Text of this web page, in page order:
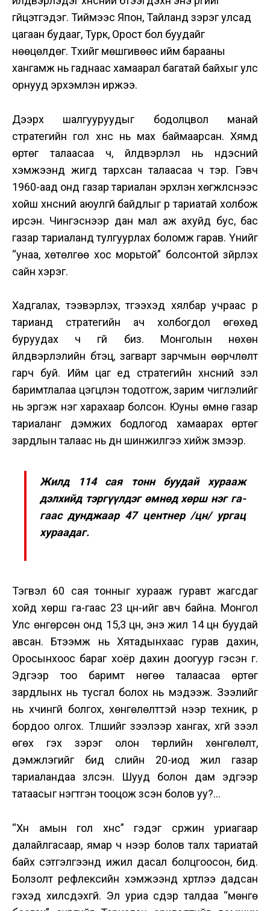
гүйцэтгэдэг. Тиймээс Япон, Тайланд зэрэг улсад
цагаан будааг, Турк, Орост бол буудайг
нөөцөлдөг. Түүхийг мөшгивөөс ийм барааны
хангамж нь гаднаас хамаарал багатай байхыг улс
орнууд эрхэмлэн иржээ.
Дээрх шалгууруудыг бодолцвол манай
стратегийн гол хүнс нь мах баймаарсан. Хямд
өртөг талаасаа ч, үйлдвэрлэл нь үндэсний
хэмжээнд жигд тархсан талаасаа ч тэр. Гэвч
1960-аад онд газар тариалан эрхлэн хөгжүүлснээс
хойш хүнсний аюулгүй байдлыг үр тариатай холбож
ирсэн. Чингэснээр дан мал аж ахуйд бус, бас
газар тариаланд тулгуурлах боломж гарав. Үүнийг
“унаа, хөтөлгөө хос морьтой” болсонтой зүйрлэх
сайн хэрэг.
Хадгалах, тээвэрлэх, түгээхэд хялбар учраас үр
тарианд стратегийн ач холбогдол өгөхөд
буруудах ч үгүй биз. Монголын нөхөн
үйлдвэрлэлийн бүтэц, загварт зарчмын өөрчлөлт
гарч буй. Ийм цаг үед стратегийн хүнсний үзэл
баримтлалаа цэгцлэн тодотгож, зарим чиглэлийг
нь эргэж нэг харахаар болсон. Юуны өмнө газар
тариаланг дэмжих бодлогод хамаарах өртөг
зардлын талаас нь дүн шинжилгээ хийж үзмээр.
Жилд 114 сая тонн буудай хурааж
дэлхийд тэргүүлдэг өмнөд хөрш нэг га-
гаас дунджаар 47 центнер /цн/ ургац
хураадаг.
Тэгвэл 60 сая тонныг хурааж гуравт жагсдаг
хойд хөрш га-гаас 23 цн-ийг авч байна. Монгол
Улс өнгөрсөн онд 15,3 цн, энэ жил 14 цн буудай
авсан. Бүтээмж нь Хятадынхаас гурав дахин,
Оросынхоос бараг хоёр дахин доогуур гэсэн үг.
Эдгээр тоо баримт нөгөө талаасаа өртөг
зардлынх нь тусгал болох нь мэдээж. Зээлийг
нь хүчингүй болгох, хөнгөлөлттэй үнээр техник, үр
бордоо олгох. Түлшийг зээлээр хангах, хүүгүй зээл
өгөх гэх зэрэг олон төрлийн хөнгөлөлт,
дэмжлэгийг бид сүүлийн 20-иод жил газар
тариаландаа үзүүлсэн. Шууд болон дам эдгээр
татаасыг нэгтгэн тооцож үзсэн болов уу?...
“Хүн амын гол хүнс” гэдэг сүржин уриагаар
далайлгасаар, ямар ч үнээр болов талх тариатай
байх сэтгэлгээнд ижил дасал болцгоосон, бид.
Болзолт рефлексийн хэмжээнд хүртлээ дадсан
гэхэд хилсдэхгүй. Эл уриа сүүдэр талдаа “мөнгө